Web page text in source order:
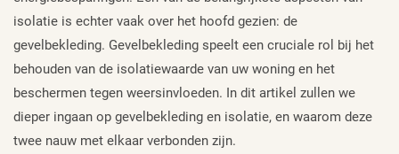
isolatie is echter vaak over het hoofd gezien: de
gevelbekleding. Gevelbekleding speelt een cruciale rol bij het
behouden van de isolatiewaarde van uw woning en het
beschermen tegen weersinvloeden. In dit artikel zullen we
dieper ingaan op gevelbekleding en isolatie, en waarom deze
twee nauw met elkaar verbonden zijn.